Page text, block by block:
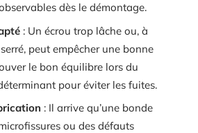
dès le démontage.
: Un écrou trop lâche ou, à
peut empêcher une bonne
le bon équilibre lors du
pour éviter les fuites.
: Il arrive qu’une bonde
ou des défauts